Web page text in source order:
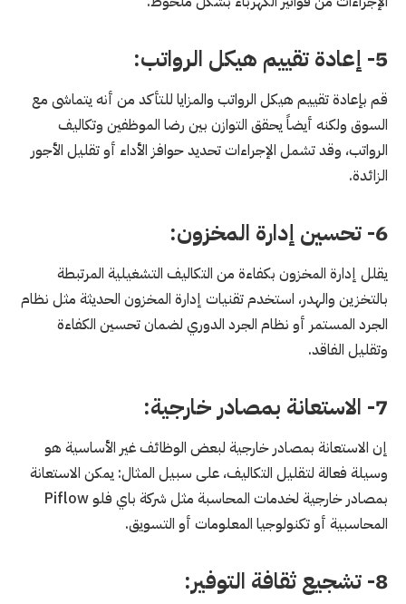
5- إعادة تقييم هيكل الرواتب:
قم بإعادة تقييم هيكل الرواتب والمزايا للتأكد من أنه يتماشى مع
السوق ولكنه أيضاً يحقق التوازن بين رضا الموظفين وتكاليف
الرواتب، وقد تشمل الإجراءات تحديد حوافز الأداء أو تقليل الأجور
الزائدة.
6- تحسين إدارة المخزون:
يقلل إدارة المخزون بكفاءة من التكاليف التشغيلية المرتبطة
بالتخزين والهدر، استخدم تقنيات إدارة المخزون الحديثة مثل نظام
الجرد المستمر أو نظام الجرد الدوري لضمان تحسين الكفاءة
وتقليل الفاقد.
7- الاستعانة بمصادر خارجية:
إن الاستعانة بمصادر خارجية لبعض الوظائف غير الأساسية هو
وسيلة فعالة لتقليل التكاليف، على سبيل المثال: يمكن الاستعانة
بمصادر خارجية لخدمات المحاسبة مثل شركة باي فلو Piflow
المحاسبية أو تكنولوجيا المعلومات أو التسويق.
8- تشجيع ثقافة التوفير: